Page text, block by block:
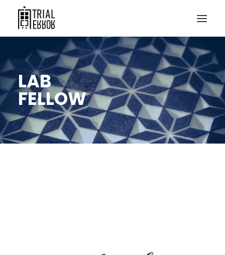
LAB
FELLOW